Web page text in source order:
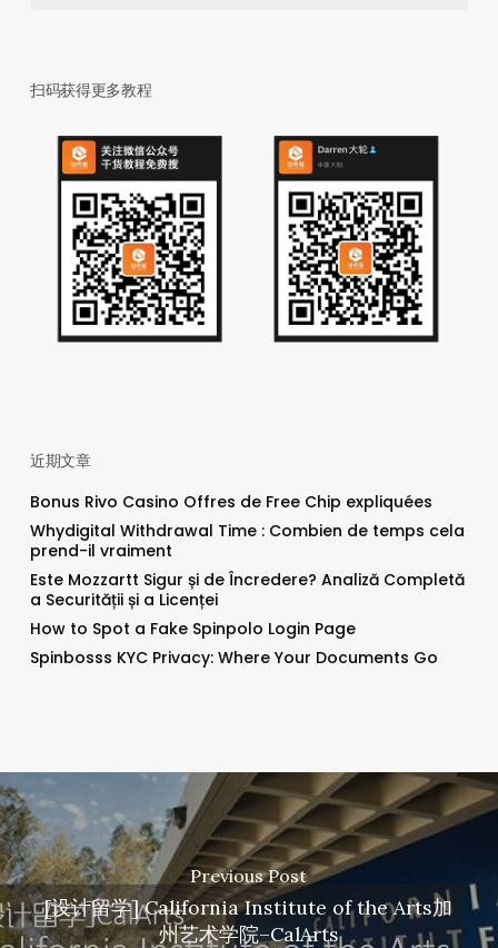
扫码获得更多教程
近期文章
Bonus Rivo Casino Offres de Free Chip expliquées
Whydigital Withdrawal Time : Combien de temps cela
prend-il vraiment
Este Mozzartt Sigur și de Încredere? Analiză Completă
a Securității și a Licenței
How to Spot a Fake Spinpolo Login Page
Spinbosss KYC Privacy: Where Your Documents Go
Previous Post
[设计留学] California Institute of the Arts加
州艺术学院–CalArts